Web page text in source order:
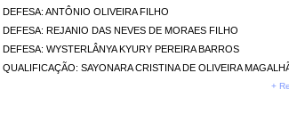
ANTÔNIO OLIVEIRA FILHO
REJANIO DAS NEVES DE MORAES FILHO
WYSTERLÂNYA KYURY PEREIRA BARROS
SAYONARA CRISTINA DE OLIVEIRA
+